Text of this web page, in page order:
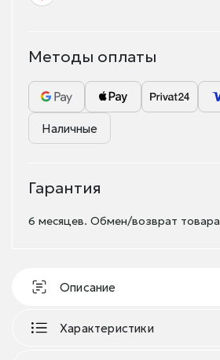
Методы оплаты
Наличные
Гарантия
6 месяцев. Обмен/возврат
Описание
Характеристики